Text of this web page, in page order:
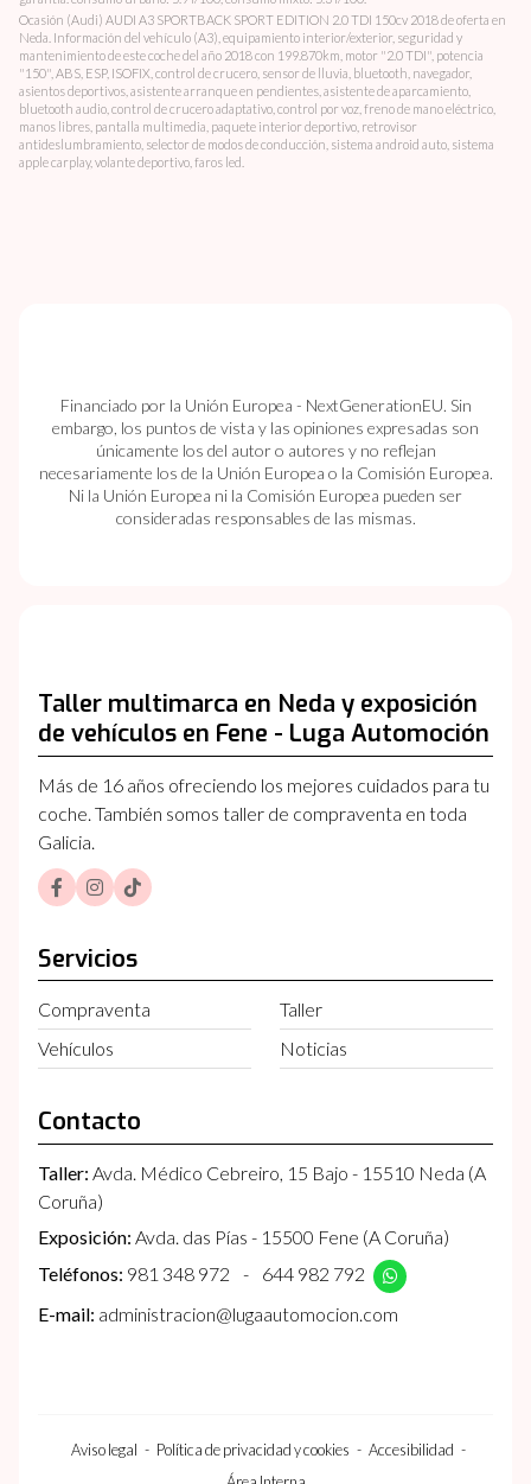
Ocasión (Audi) AUDI A3 SPORTBACK SPORT EDITION 2.0 TDI 150cv 2018 de oferta en
Neda. Información del vehículo (A3), equipamiento interior/exterior, seguridad y
mantenimiento de este coche del año 2018 con 199.870km, motor "2.0 TDI", potencia
"150", ABS, ESP, ISOFIX, control de crucero, sensor de lluvia, bluetooth, navegador,
asientos deportivos, asistente arranque en pendientes, asistente de aparcamiento,
bluetooth audio, control de crucero adaptativo, control por voz, freno de mano eléctrico,
manos libres, pantalla multimedia, paquete interior deportivo, retrovisor
antideslumbramiento, selector de modos de conducción, sistema android auto, sistema
apple carplay, volante deportivo, faros led.
Financiado por la Unión Europea - NextGenerationEU. Sin
embargo, los puntos de vista y las opiniones expresadas son
únicamente los del autor o autores y no reflejan
necesariamente los de la Unión Europea o la Comisión Europea.
Ni la Unión Europea ni la Comisión Europea pueden ser
consideradas responsables de las mismas.
Taller multimarca en Neda y exposición
de vehículos en Fene - Luga Automoción
Más de 16 años ofreciendo los mejores cuidados para tu
coche. También somos taller de compraventa en toda
Galicia.
Servicios
Compraventa
Taller
Vehículos
Noticias
Contacto
Taller: Avda. Médico Cebreiro, 15 Bajo - 15510 Neda (A
Coruña)
Exposición: Avda. das Pías - 15500 Fene (A Coruña)
Teléfonos: 981 348 972 -
644 982 792
E-mail: administracion@lugaautomocion.com
Aviso legal - Política de privacidad y cookies - Accesibilidad -